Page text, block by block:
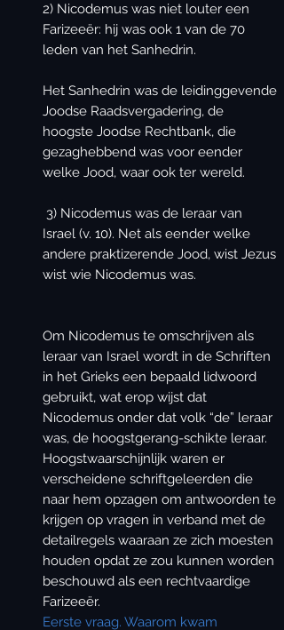
2) Nicodemus was niet louter een
Farizeeër: hij was ook 1 van de 70
leden van het Sanhedrin.
Het Sanhedrin was de leidinggevende
Joodse Raadsvergadering, de
hoogste Joodse Rechtbank, die
gezaghebbend was voor eender
welke Jood, waar ook ter wereld.
3) Nicodemus was de leraar van
Israel (v. 10). Net als eender welke
andere praktizerende Jood, wist Jezus
wist wie Nicodemus was.
Om Nicodemus te omschrijven als
leraar van Israel wordt in de Schriften
in het Grieks een bepaald lidwoord
gebruikt, wat erop wijst dat
Nicodemus onder dat volk “de” leraar
was, de hoogstgerang-schikte leraar.
Hoogstwaarschijnlijk waren er
verscheidene schriftgeleerden die
naar hem opzagen om antwoorden te
krijgen op vragen in verband met de
detailregels waaraan ze zich moesten
houden opdat ze zou kunnen worden
beschouwd als een rechtvaardige
Farizeeër.
Eerste vraag. Waarom kwam